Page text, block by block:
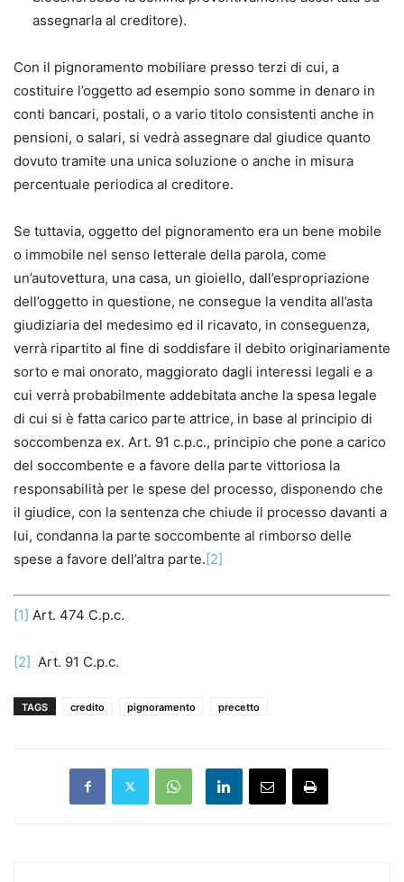
assegnarla al creditore).
Con il pignoramento mobiliare presso terzi di cui, a
costituire l’oggetto ad esempio sono somme in denaro in
conti bancari, postali, o a vario titolo consistenti anche in
pensioni, o salari, si vedrà assegnare dal giudice quanto
dovuto tramite una unica soluzione o anche in misura
percentuale periodica al creditore.
Se tuttavia, oggetto del pignoramento era un bene mobile
o immobile nel senso letterale della parola, come
un’autovettura, una casa, un gioiello, dall’espropriazione
dell’oggetto in questione, ne consegue la vendita all’asta
giudiziaria del medesimo ed il ricavato, in conseguenza,
verrà ripartito al fine di soddisfare il debito originariamente
sorto e mai onorato, maggiorato dagli interessi legali e a
cui verrà probabilmente addebitata anche la spesa legale
di cui si è fatta carico parte attrice, in base al principio di
soccombenza ex. Art. 91 c.p.c., principio che pone a carico
del soccombente e a favore della parte vittoriosa la
responsabilità per le spese del processo, disponendo che
il giudice, con la sentenza che chiude il processo davanti a
lui, condanna la parte soccombente al rimborso delle
spese a favore dell’altra parte.[2]
[1] Art. 474 C.p.c.
[2] Art. 91 C.p.c.
TAGS credito pignoramento precetto